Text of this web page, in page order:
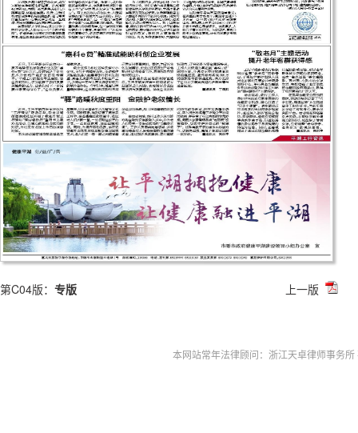
第C04版： 专版 上一版
本网站常年法律顾问：浙江天卓律师事务